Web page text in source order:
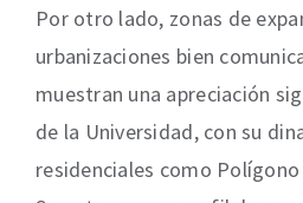
Por otro lado, zonas de
urbanizaciones bien
muestran una apreciación
de la Universidad, con su
residenciales como